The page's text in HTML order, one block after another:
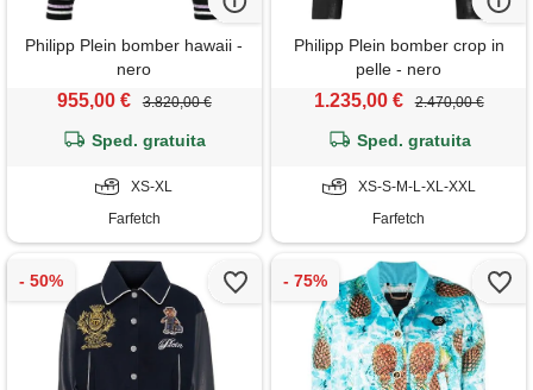
Philipp Plein bomber hawaii -
nero
955,00 € 3.820,00 €
Sped. gratuita
XS-XL
Farfetch
Philipp Plein bomber crop in
pelle - nero
1.235,00 € 2.470,00 €
Sped. gratuita
XS-S-M-L-XL-XXL
Farfetch